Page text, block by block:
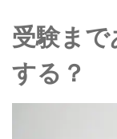
英会話
受験ま
する？